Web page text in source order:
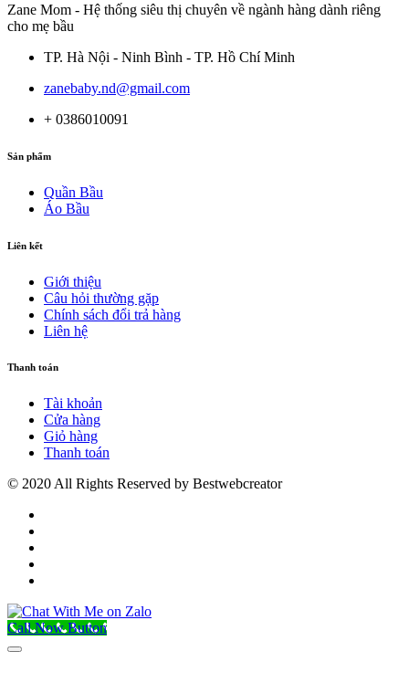
Zane Mom - Hệ thống siêu thị chuyên về ngành hàng dành riêng
cho mẹ bầu
TP. Hà Nội - Ninh Bình - TP. Hồ Chí Minh
zanebaby.nd@gmail.com
+ 0386010091
Sản phẩm
Quần Bầu
Áo Bầu
Liên kết
Giới thiệu
Câu hỏi thường gặp
Chính sách đổi trả hàng
Liên hệ
Thanh toán
Tài khoản
Cửa hàng
Giỏ hàng
Thanh toán
© 2020 All Rights Reserved by Bestwebcreator
Call Now Button